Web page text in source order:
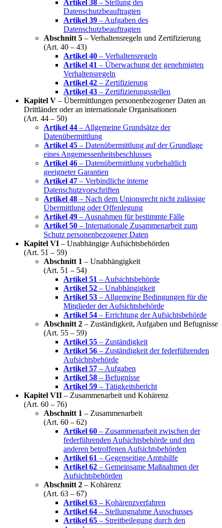
Artikel 38 – Stellung des
Datenschutzbeauftragten
Artikel 39 – Aufgaben des
Datenschutzbeauftragten
Abschnitt 5 – Verhaltensregeln und Zertifizierung
(Art. 40 – 43)
Artikel 40 – Verhaltensregeln
Artikel 41 – Überwachung der genehmigten
Verhaltensregeln
Artikel 42 – Zertifizierung
Artikel 43 – Zertifizierungsstellen
Kapitel V – Übermittlungen personenbezogener Daten an
Drittländer oder an internationale Organisationen
(Art. 44 – 50)
Artikel 44 – Allgemeine Grundsätze der
Datenübermittlung
Artikel 45 – Datenübermittlung auf der Grundlage
eines Angemessenheitsbeschlusses
Artikel 46 – Datenübermittlung vorbehaltlich
geeigneter Garantien
Artikel 47 – Verbindliche interne
Datenschutzvorschriften
Artikel 48 – Nach dem Unionsrecht nicht zulässige
Übermittlung oder Offenlegung
Artikel 49 – Ausnahmen für bestimmte Fälle
Artikel 50 – Internationale Zusammenarbeit zum
Schutz personenbezogener Daten
Kapitel VI – Unabhängige Aufsichtsbehörden
(Art. 51 – 59)
Abschnitt 1 – Unabhängigkeit
(Art. 51 – 54)
Artikel 51 – Aufsichtsbehörde
Artikel 52 – Unabhängigkeit
Artikel 53 – Allgemeine Bedingungen für die
Mitglieder der Aufsichtsbehörde
Artikel 54 – Errichtung der Aufsichtsbehörde
Abschnitt 2 – Zuständigkeit, Aufgaben und Befugnisse
(Art. 55 – 59)
Artikel 55 – Zuständigkeit
Artikel 56 – Zuständigkeit der federführenden
Aufsichtsbehörde
Artikel 57 – Aufgaben
Artikel 58 – Befugnisse
Artikel 59 – Tätigkeitsbericht
Kapitel VII – Zusammenarbeit und Kohärenz
(Art. 60 – 76)
Abschnitt 1 – Zusammenarbeit
(Art. 60 – 62)
Artikel 60 – Zusammenarbeit zwischen der
federführenden Aufsichtsbehörde und den
anderen betroffenen Aufsichtsbehörden
Artikel 61 – Gegenseitige Amtshilfe
Artikel 62 – Gemeinsame Maßnahmen der
Aufsichtsbehörden
Abschnitt 2 – Kohärenz
(Art. 63 – 67)
Artikel 63 – Kohärenzverfahren
Artikel 64 – Stellungnahme Ausschusses
Artikel 65 – Streitbeilegung durch den